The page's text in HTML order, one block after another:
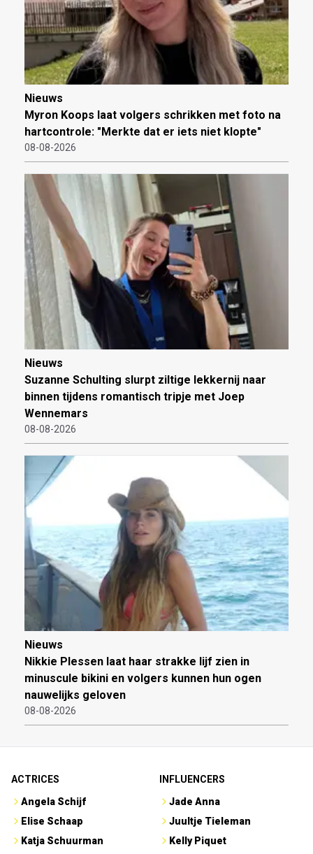
Nieuws
Myron Koops laat volgers schrikken met foto na
hartcontrole: "Merkte dat er iets niet klopte"
08-08-2026
Nieuws
Suzanne Schulting slurpt ziltige lekkernij naar
binnen tijdens romantisch tripje met Joep
Wennemars
08-08-2026
Nieuws
Nikkie Plessen laat haar strakke lijf zien in
minuscule bikini en volgers kunnen hun ogen
nauwelijks geloven
08-08-2026
ACTRICES
Angela Schijf
Elise Schaap
Katja Schuurman
INFLUENCERS
Jade Anna
Juultje Tieleman
Kelly Piquet